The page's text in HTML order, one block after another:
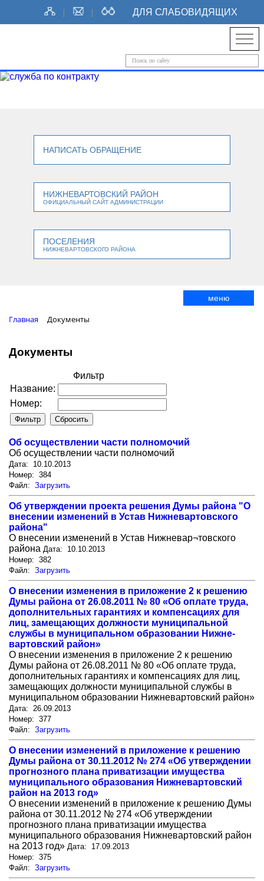
ДЛЯ СЛАБОВИДЯЩИХ
НАПИСАТЬ ОБРАЩЕНИЕ
НИЖНЕВАРТОВСКИЙ РАЙОН
ОФИЦИАЛЬНЫЙ САЙТ АДМИНИСТРАЦИИ
ПОСЕЛЕНИЯ
НИЖНЕВАРТОВСКОГО РАЙОНА
меню
Главная Документы
Документы
Фильтр
Название:
Номер:
Об осуществлении части полномочий
Об осуществлении части полномочий
Дата: 10.10.2013
Номер: 384
Файл: Загрузить
Об утверждении проекта решения Думы района "О
внесении изменений в Устав Нижневартовского
района"
О внесении изменений в Устав Нижневар¬товского
района Дата: 10.10.2013
Номер: 382
Файл: Загрузить
О внесении изменения в приложение 2 к решению
Думы района от 26.08.2011 № 80 «Об оплате труда,
дополнительных гарантиях и ком­пенсациях для
лиц, замещающих должности муниципальной
службы в муниципальном образовании Нижне­
вартовский район»
О внесении изменения в приложение 2 к решению
Думы района от 26.08.2011 № 80 «Об оплате труда,
дополнительных гарантиях и ком­пенсациях для лиц,
замещающих должности муниципальной службы в
муниципальном образовании Нижне­вартовский район»
Дата: 26.09.2013
Номер: 377
Файл: Загрузить
О внесении изменений в приложе­ние к решению
Думы района от 30.11.2012 № 274 «Об утвержде­нии
прогнозного плана приватиза­ции имущества
муниципального образо­вания Нижневартовский
район на 2013 год»
О внесении изменений в приложе­ние к решению Думы
района от 30.11.2012 № 274 «Об утвержде­нии
прогнозного плана приватиза­ции имущества
муниципального образо­вания Нижневартовский район
на 2013 год» Дата: 17.09.2013
Номер: 375
Файл: Загрузить